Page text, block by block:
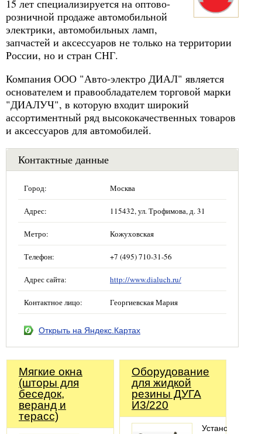
15 лет специализируется на оптово-
розничной продаже автомобильной
электрики, автомобильных ламп,
запчастей и аксессуаров не только на территории
России, но и стран СНГ.
Компания ООО "Авто-электро ДИАЛ" является
основателем и правообладателем торговой марки
"ДИАЛУЧ", в которую входит широкий
ассортиментный ряд высококачественных товаров
и аксессуаров для автомобилей.
Контактные данные
Город: Москва
Адрес: 115432, ул. Трофимова, д. 31
Метро: Кожуховская
Телефон: +7 (495) 710-31-56
Адрес сайта: http://www.dialuch.ru/
Контактное лицо: Георгиевская Мария
Открыть на Яндекс.Картах
Мягкие окна
(шторы для
беседок,
веранд и
терасс)
Оборудование
для жидкой
резины ДУГА
И3/220
Установка